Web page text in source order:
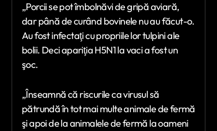
„Porcii se pot îmbolnăvi de gripă aviară,
dar până de curând bovinele nu au făcut-o.
Au fost infectaţi cu propriile lor tulpini ale
bolii. Deci apariţia H5N1 la vaci a fost un
şoc.
„Înseamnă că riscurile ca virusul să
pătrundă în tot mai multe animale de fermă
şi apoi de la animalele de fermă la oameni